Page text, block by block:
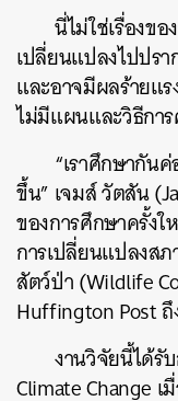
นี่ไม่ใช่เรื่องข
เปลี่ยนแปลงไปปร
และอาจมีผลร้ายแ
ไม่มีแผนและวิธีกา
“เราศึกษากัน
ขึ้น” เจมส์ วัตสัน
ของการศึกษาครั้งใ
การเปลี่ยนแปลงส
สัตว์ป่า (Wildlife
Huffington Post
งานวิจัยนี้ได้รั
Climate Change